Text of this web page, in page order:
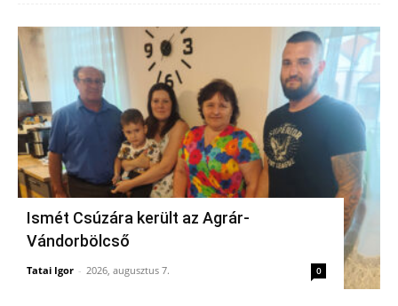
Ismét Csúzára került az Agrár-
Vándorbölcső
Tatai Igor - 2026, augusztus 7. 0